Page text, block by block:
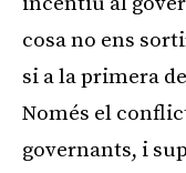
cosa no ens
si a la primera
Només el
governants, i